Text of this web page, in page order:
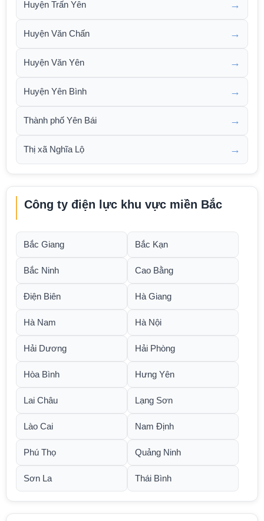
Huyện Trấn Yên →
Huyện Văn Chấn →
Huyện Văn Yên →
Huyện Yên Bình →
Thành phố Yên Bái →
Thị xã Nghĩa Lộ →
Công ty điện lực khu vực miền Bắc
Bắc Giang Bắc Kạn
Bắc Ninh Cao Bằng
Điện Biên Hà Giang
Hà Nam Hà Nội
Hải Dương Hải Phòng
Hòa Bình Hưng Yên
Lai Châu Lạng Sơn
Lào Cai Nam Định
Phú Thọ Quảng Ninh
Sơn La Thái Bình